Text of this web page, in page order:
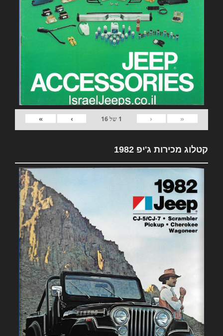
«
‹
1 של16
›
»
קטלוג מכירות ג'יפ 1982